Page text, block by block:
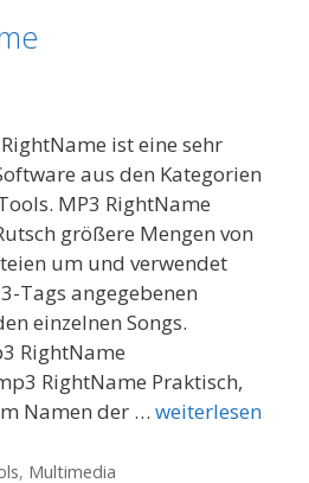
ist eine sehr
aus den Kategorien
MP3 RightName
größere Mengen von
um und verwendet
Tags angegebenen
einzelnen Songs.
RightName
RightName Praktisch,
Namen der … weiterlesen
, Multimedia